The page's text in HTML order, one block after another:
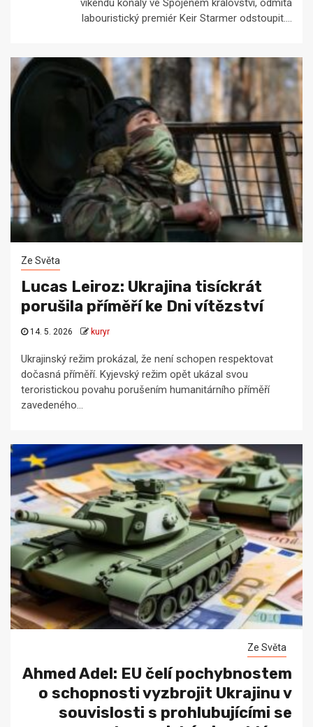
víkendu konaly ve Spojeném království, odmítá
labouristický premiér Keir Starmer odstoupit....
Ze Světa
Lucas Leiroz: Ukrajina tisíckrát
porušila příměří ke Dni vítězství
14. 5. 2026 kuryr
Ukrajinský režim prokázal, že není schopen respektovat
dočasná příměří. Kyjevský režim opět ukázal svou
teroristickou povahu porušením humanitárního příměří
zavedeného...
Ze Světa
Ahmed Adel: EU čelí pochybnostem
o schopnosti vyzbrojit Ukrajinu v
souvislosti s prohlubujícími se